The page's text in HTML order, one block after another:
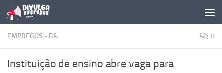
Skip to content
EMPREGOS - BA 0
Instituição de ensino abre vaga para